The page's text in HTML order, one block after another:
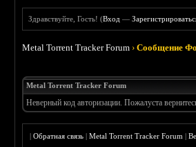
Здравствуйте, Гость! (Вход —
Metal Torrent Tracker Forum ›Сообщение
Metal Torrent Tracker Forum
Неверный код авторизации. Пожалуста
|Обратная связь |Metal Torrent Tracker Forum |